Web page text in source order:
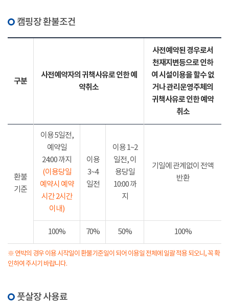
캠핑장 환불조건
구분
사전예약자의 귀책사유로 인한 예
약취소
사전예약된 경우로서
천재지변등으로 인하
여 시설이용을 할수 없
거나 관리운영주체의
귀책사유로 인한 예약
취소
환불
기준
이용 5일전,
예약일
24:00 까지
(이용당일
예약시 예약
시간 2시간
이내)
이용
3~4
일전
이용 1~2
일전, 이
용당일
10:00 까
지
기일에 관계없이 전액
반환
100% 70% 50% 100%
※ 연박의 경우 이용 시작일이 환불기준일이 되어 이용일 전체에 일괄 적용 되오니, 꼭 확
인하여 주시기 바랍니다.
풋살장 사용료